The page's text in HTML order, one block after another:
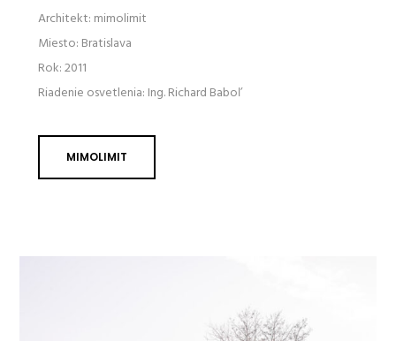
Architekt: mimolimit
Miesto: Bratislava
Rok: 2011
Riadenie osvetlenia: Ing. Richard Baboľ
MIMOLIMIT